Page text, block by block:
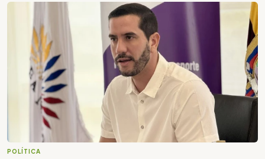
POLÍTICA